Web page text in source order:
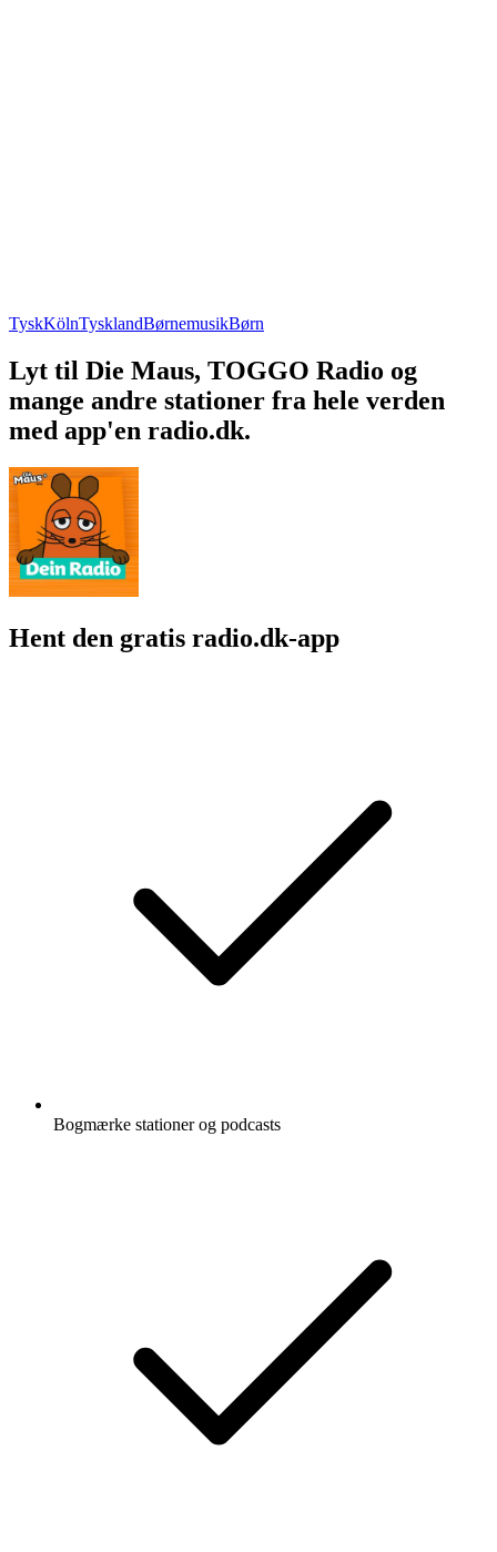
TyskKölnTysklandBørnemusikBørn
Lyt til Die Maus, TOGGO Radio og
mange andre stationer fra hele verden
med app'en radio.dk.
Hent den gratis radio.dk-app
Bogmærke stationer og podcasts